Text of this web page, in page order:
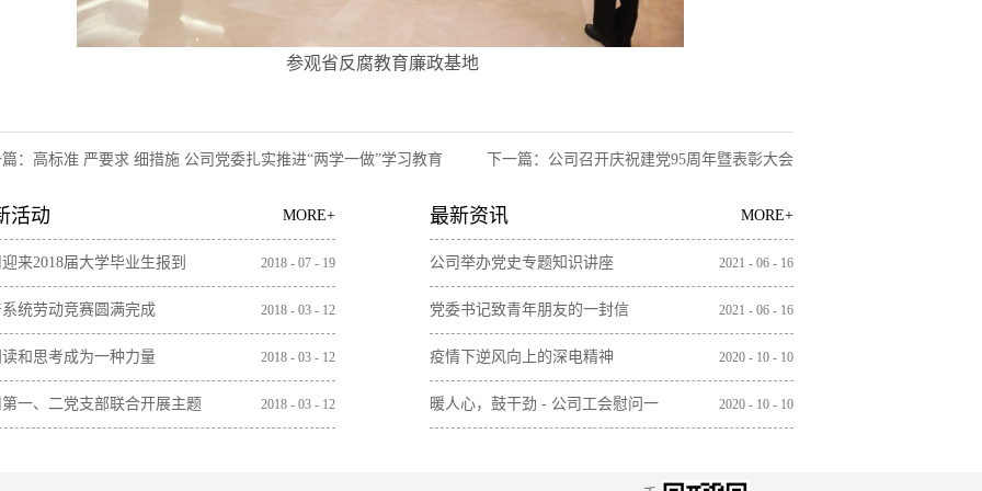
参观省反腐教育廉政基地
： 高标准 严要求 细措施 公司党委扎实推进“两学一做”学习教育 下一篇： 公司召开庆祝建党95周年暨表彰大会
最新资讯 MORE+
公司举办党史专题知识讲座 2021 - 06 - 16
党委书记致青年朋友的一封信 2021 - 06 - 16
疫情下逆风向上的深电精神 2020 - 10 - 10
暖人心，鼓干劲 - 公司工会慰问一 2020 - 10 - 10
活动 MORE+
来2018届大学毕业生报到 2018 - 07 - 19
系统劳动竞赛圆满完成 2018 - 03 - 12
和思考成为一种力量 2018 - 03 - 12
第一、二党支部联合开展主题 2018 - 03 - 12